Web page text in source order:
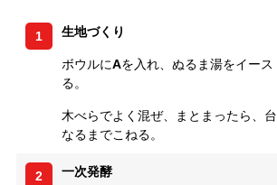
1 生地づくり
ボウルにAを入れ、ぬるま湯をイース
る。
木べらでよく混ぜ、まとまったら、
なるまでこねる。
2 一次発酵